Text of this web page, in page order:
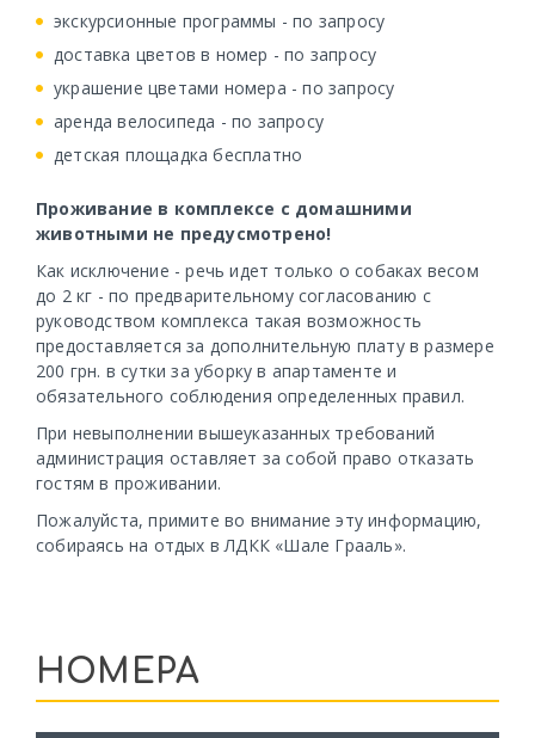
экскурсионные программы - по запросу
доставка цветов в номер - по запросу
украшение цветами номера - по запросу
аренда велосипеда - по запросу
детская площадка бесплатно
Проживание в комплексе с домашними
животными не предусмотрено!
Как исключение - речь идет только о собаках весом
до 2 кг - по предварительному согласованию с
руководством комплекса такая возможность
предоставляется за дополнительную плату в размере
200 грн. в сутки за уборку в апартаменте и
обязательного соблюдения определенных правил.
При невыполнении вышеуказанных требований
администрация оставляет за собой право отказать
гостям в проживании.
Пожалуйста, примите во внимание эту информацию,
собираясь на отдых в ЛДКК «Шале Грааль».
НОМЕРА